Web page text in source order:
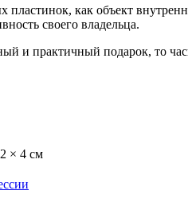
пластинок, как объект
своего владельца.
и практичный подарок, то
× 4 см